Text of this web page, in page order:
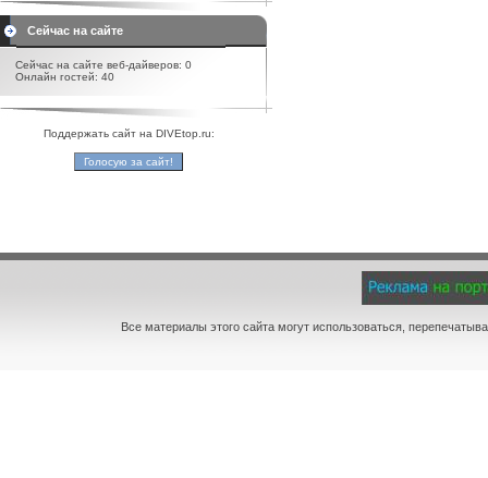
Сейчас на сайте
Сейчас на сайте веб-дайверов: 0
Онлайн гостей: 40
Поддержать сайт на DIVEtop.ru:
Все материалы этого сайта могут использоваться,